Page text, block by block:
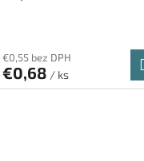
€0,55 bez DPH
€0,68 / ks